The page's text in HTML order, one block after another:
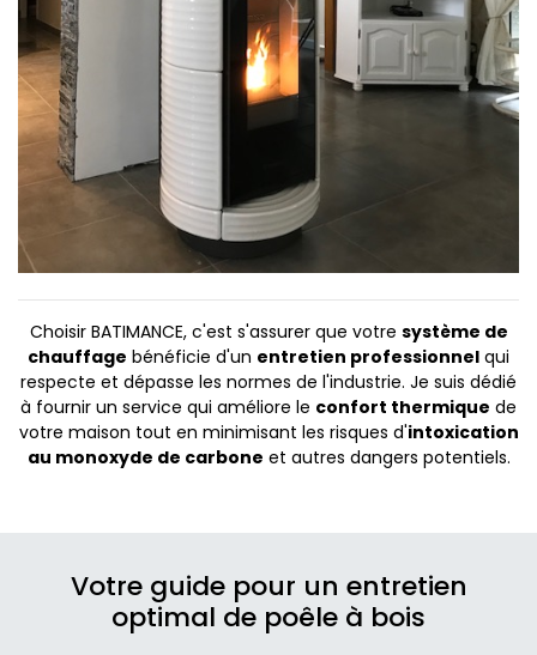
Choisir BATIMANCE, c'est s'assurer que votre système de
chauffage bénéficie d'un entretien professionnel qui
respecte et dépasse les normes de l'industrie. Je suis dédié
à fournir un service qui améliore le confort thermique de
votre maison tout en minimisant les risques d'intoxication
au monoxyde de carbone et autres dangers potentiels.
Votre guide pour un entretien
optimal de poêle à bois